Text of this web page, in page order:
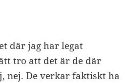
där jag har legat
tro att det är de där
nej. De verkar faktiskt ha